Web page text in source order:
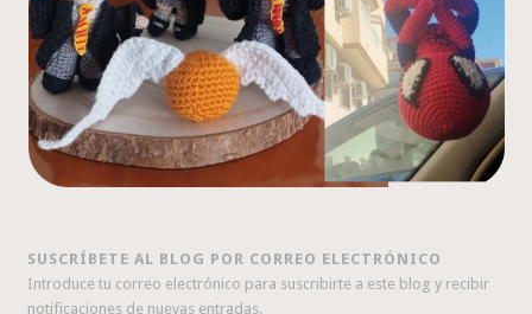
SUSCRÍBETE AL BLOG POR CORREO ELECTRÓNICO
Introduce tu correo electrónico para suscribirte a este blog y recibir
notificaciones de nuevas entradas.